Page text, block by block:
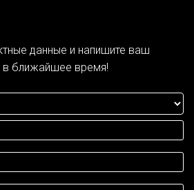
данные и напишите ваш
ближайшее время!